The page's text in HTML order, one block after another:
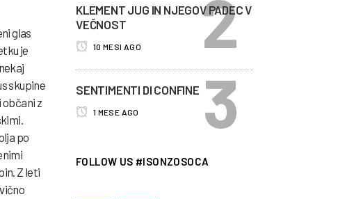
glas
je
skupine
z
po
Z leti
KLEMENT JUG IN NJEGOV PADEC V
VEČNOST
10 MESI AGO
SENTIMENTI DI CONFINE
1 MESE AGO
FOLLOW US #ISONZOSOCA